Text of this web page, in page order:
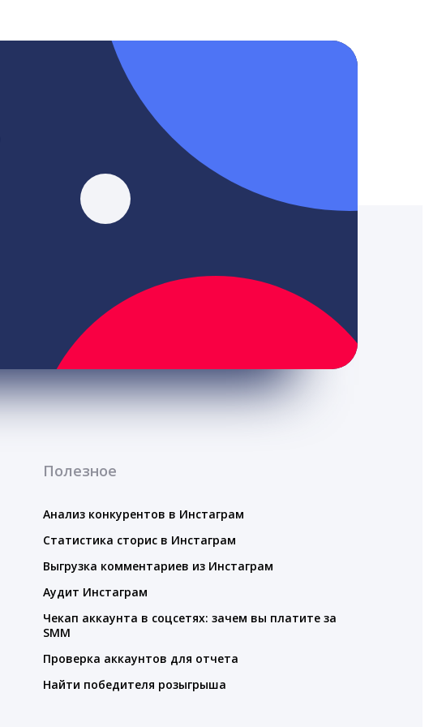
Полезное
Анализ конкурентов в Инстаграм
Статистика сторис в Инстаграм
Выгрузка комментариев из Инстаграм
Аудит Инстаграм
Чекап аккаунта в соцсетях: зачем вы платите за
SMM
Проверка аккаунтов для отчета
Найти победителя розыгрыша